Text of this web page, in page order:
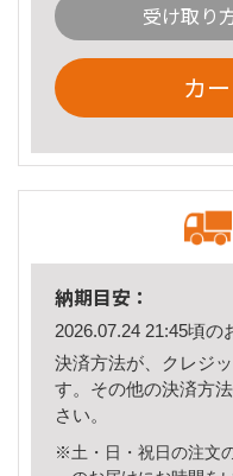
受け取り
カ
納期目安：
2026.07.24 21:45頃の
決済方法が、クレジ
す。その他の決済方
さい。
※土・日・祝日の注文